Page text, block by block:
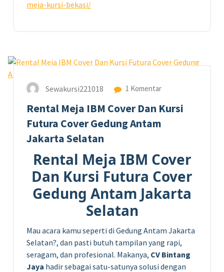
meja-kursi-bekasi/
Sewakursi221018 1 Komentar
Rental Meja IBM Cover Dan Kursi
Futura Cover Gedung Antam
Jakarta Selatan
Rental Meja IBM Cover
Dan Kursi Futura Cover
Gedung Antam Jakarta
Selatan
Mau acara kamu seperti di Gedung Antam Jakarta
Selatan?, dan pasti butuh tampilan yang rapi,
seragam, dan profesional. Makanya, CV Bintang
Jaya hadir sebagai satu-satunya solusi dengan